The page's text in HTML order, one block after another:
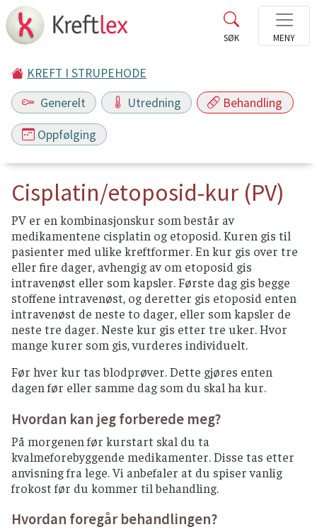
KREFT I STRUPEHODE
Generelt
Utredning Behandling
Oppfølging
Cisplatin/etoposid-kur (PV)
PV er en kombinasjonskur som består av
medikamentene cisplatin og etoposid. Kuren gis til
pasienter med ulike kreftformer. En kur gis over tre
eller fire dager, avhengig av om etoposid gis
intravenøst eller som kapsler. Første dag gis begge
stoffene intravenøst, og deretter gis etoposid enten
intravenøst de neste to dager, eller som kapsler de
neste tre dager. Neste kur gis etter tre uker. Hvor
mange kurer som gis, vurderes individuelt.
Før hver kur tas blodprøver. Dette gjøres enten
dagen før eller samme dag som du skal ha kur.
Hvordan kan jeg forberede meg?
På morgenen før kurstart skal du ta
kvalmeforebyggende medikamenter. Disse tas etter
anvisning fra lege. Vi anbefaler at du spiser vanlig
frokost før du kommer til behandling.
Hvordan foregår behandlingen?